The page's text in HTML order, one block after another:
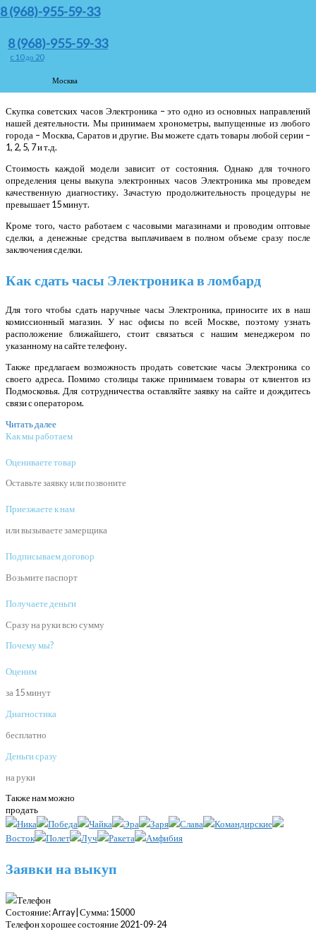
8 (968)-955-59-33
8 (968)-955-59-33
c 10 до 20
Москва
Дорого». Мы более 10 лет занимаемся приемом таких устройств и предлагаем
щедрое вознаграждение.
Преимущества скупки часов
Электроника б/у
Скупка советских часов Электроника – это одно из основных направлений
нашей деятельности. Мы принимаем хронометры, выпущенные из любого
города – Москва, Саратов и другие. Вы можете сдать товары любой серии –
1, 2, 5, 7 и т.д.
Стоимость каждой модели зависит от состояния. Однако для точного
определения цены выкупа электронных часов Электроника мы проведем
качественную диагностику. Зачастую продолжительность процедуры не
превышает 15 минут.
Кроме того, часто работаем с часовыми магазинами и проводим оптовые
сделки, а денежные средства выплачиваем в полном объеме сразу после
заключения сделки.
Как сдать часы Электроника в ломбард
Для того чтобы сдать наручные часы Электроника, приносите их в наш
комиссионный магазин. У нас офисы по всей Москве, поэтому узнать
расположение ближайшего, стоит связаться с нашим менеджером по
указанному на сайте телефону.
Также предлагаем возможность продать советские часы Электроника со
своего адреса. Помимо столицы также принимаем товары от клиентов из
Подмосковья. Для сотрудничества оставляйте заявку на сайте и дождитесь
связи с оператором.
Читать далее
Как мы работаем
Оцениваете товар
Оставьте заявку или позвоните
Приезжаете к нам
или вызываете замерщика
Подписываем договор
Возьмите паспорт
Получаете деньги
Сразу на руки всю сумму
Почему мы?
Оценим
за 15 минут
Диагностика
бесплатно
Деньги сразу
на руки
Также нам можно
продать
Ника
Победа Чайка Эра Заря Слава
Командирские
Восток
Полет Луч Ракета Амфибия
Заявки на выкуп
Телефон
Состояние: Array| Сумма: 15000
Телефон хорошее состояние2021-09-24